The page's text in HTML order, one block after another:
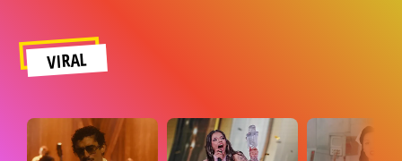
VIRAL